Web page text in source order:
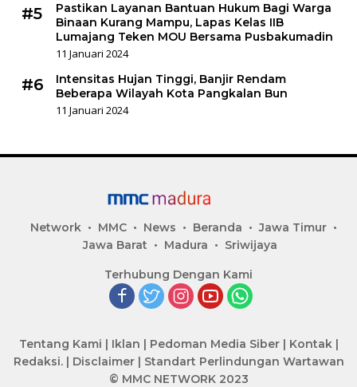
#5
Pastikan Layanan Bantuan Hukum Bagi Warga
Binaan Kurang Mampu, Lapas Kelas IIB
Lumajang Teken MOU Bersama Pusbakumadin
11 Januari 2024
#6
Intensitas Hujan Tinggi, Banjir Rendam
Beberapa Wilayah Kota Pangkalan Bun
11 Januari 2024
Network MMC News Beranda
Jawa Timur
Jawa Barat
Madura Sriwijaya
Terhubung Dengan Kami
Tentang Kami | Iklan | Pedoman Media Siber| Kontak|
Redaksi.| Disclaimer| Standart Perlindungan Wartawan
© MMC NETWORK 2023